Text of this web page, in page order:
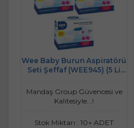
Wee Baby Burun Aspiratörü
Seti Şeffaf (WEE945) (5 Li
Mandaş Group Güvencesi ve
Kalitesiyle...!
Stok Miktarı : 10+ ADET